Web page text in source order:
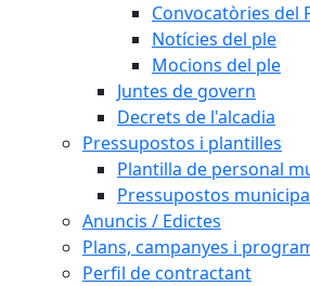
Convocatòries del
Notícies del ple
Mocions del ple
Juntes de govern
Decrets de l'alcadia
Pressupostos i plantilles
Plantilla de personal
Pressupostos
Anuncis / Edictes
Plans, campanyes i
Perfil de contractant